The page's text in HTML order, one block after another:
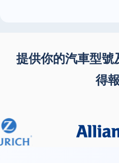
提供你的汽車型號
得